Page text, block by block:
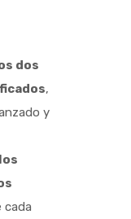
dos
,
y
cada